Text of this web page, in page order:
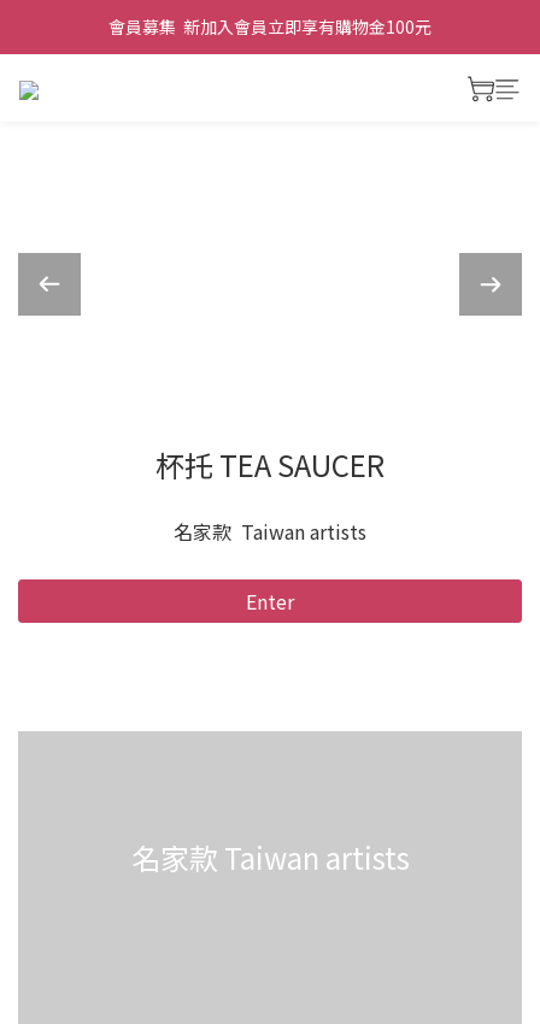
會員募集  新加入會員立即享有購物金100元
杯托 TEA SAUCER
名家款 Taiwan artists
Enter
名家款 Taiwan artists